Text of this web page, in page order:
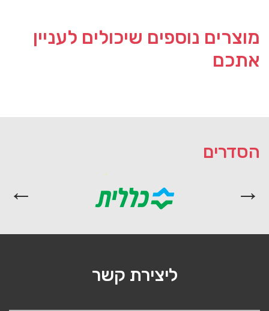
מוצרים נוספים שיכולים לעניין
אתכם
הסדרים
ליצירת קשר